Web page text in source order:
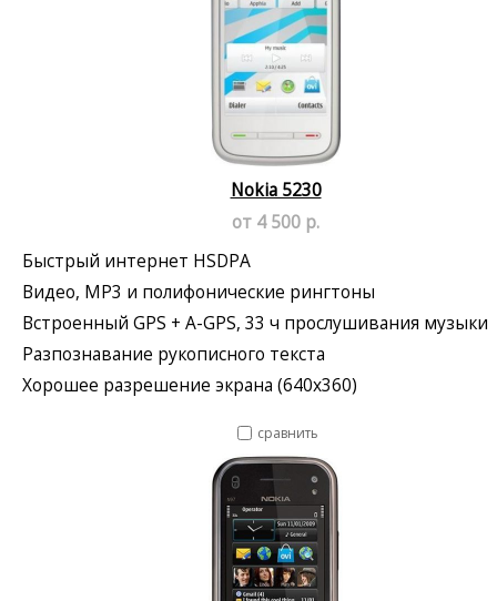
Nokia 5230
от 4 500 р.
Быстрый интернет HSDPA
Видео, MP3 и полифонические рингтоны
Встроенный GPS + A-GPS, 33 ч прослушивания музыки
Разпознавание рукописного текста
Хорошее разрешение экрана (640x360)
сравнить